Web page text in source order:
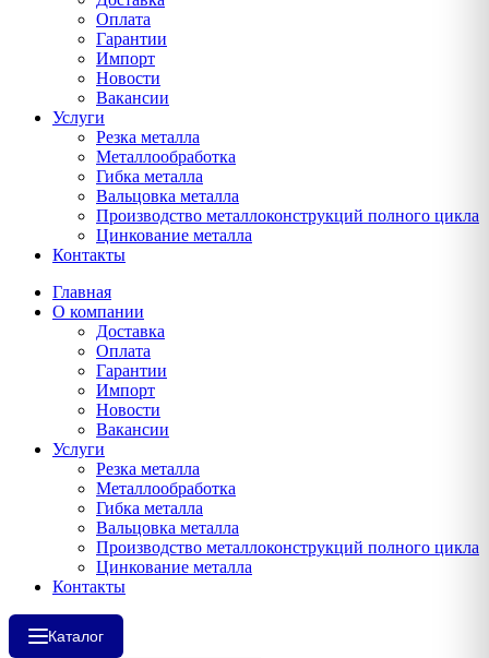
Оплата
Гарантии
Импорт
Новости
Вакансии
Услуги
Резка металла
Металлообработка
Гибка металла
Вальцовка металла
Производство металлоконструкций полного цикла
Цинкование металла
Контакты
Главная
О компании
Доставка
Оплата
Гарантии
Импорт
Новости
Вакансии
Услуги
Резка металла
Металлообработка
Гибка металла
Вальцовка металла
Производство металлоконструкций полного цикла
Цинкование металла
Контакты
Каталог